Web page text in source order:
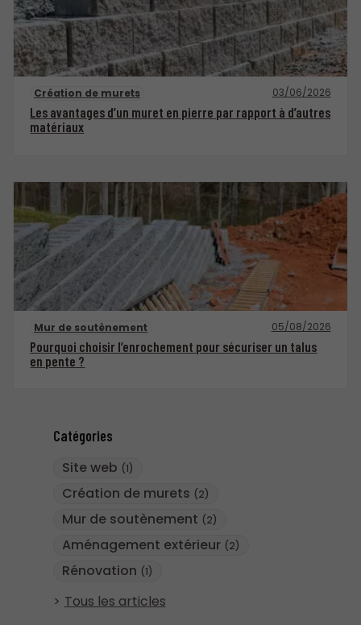
Catégories
Site web (1)
Création de murets (2)
Mur de soutènement (2)
Aménagement extérieur (2)
Rénovation (1)
Tous les articles
Création de murets 03/06/2026
Les avantages d’un muret en pierre par rapport à d’autres
matériaux
Mur de soutènement 05/08/2026
Pourquoi choisir l’enrochement pour sécuriser un talus
en pente ?